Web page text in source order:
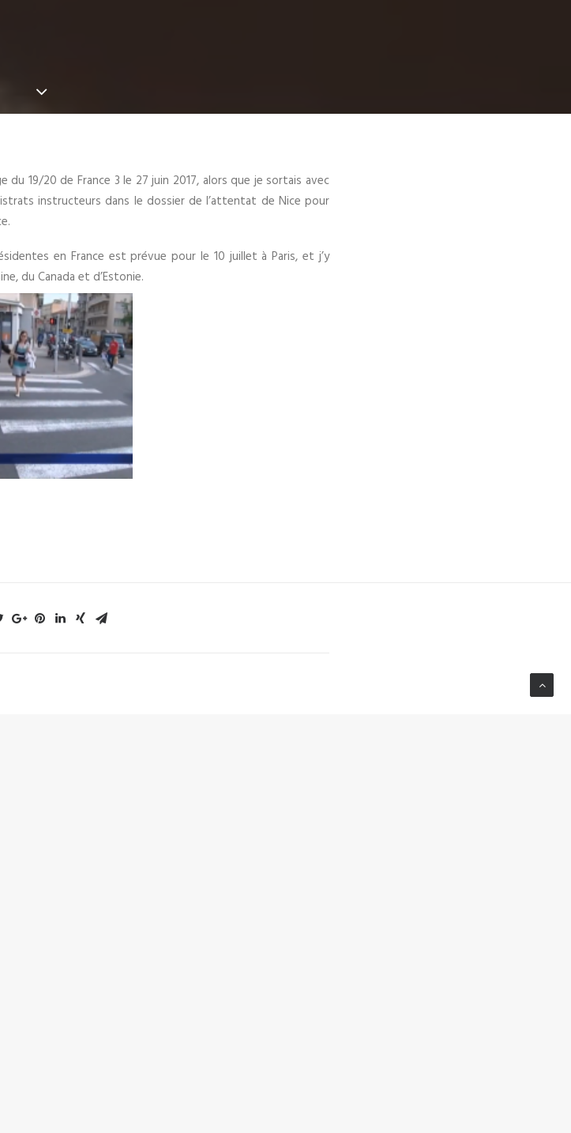
19/20 de France 3 le 27 juin 2017, alors que je sortais avec
instructeurs dans le dossier de l’attentat de Nice pour
en France est prévue pour le 10 juillet à Paris, et j’y
du Canada et d’Estonie.